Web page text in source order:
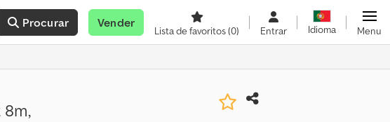
Procurar Vender
Lista de favoritos(0) Entrar Idioma Menu